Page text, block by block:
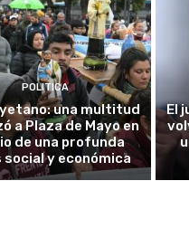
POLITICA
una multitud
a Plaza de Mayo en
de una profunda
social y económica
El